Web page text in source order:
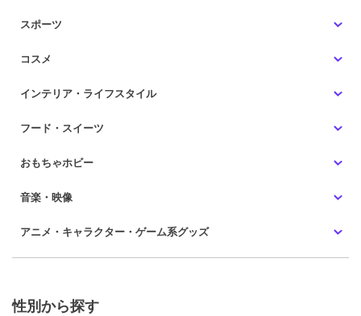
スポーツ
コスメ
インテリア・ライフスタイル
フード・スイーツ
おもちゃホビー
音楽・映像
アニメ・キャラクター・ゲーム系グッズ
性別から探す